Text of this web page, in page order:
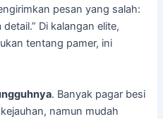
pesan yang salah:
Di kalangan elite,
tentang pamer, ini
. Banyak pagar besi
namun mudah